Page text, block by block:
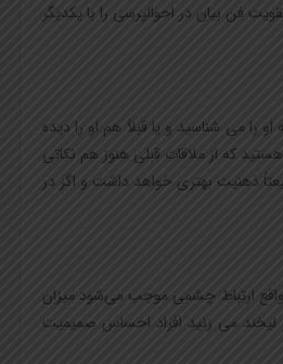
در این مقاله قرار است 12 تکنیک فوق العاده برای تقویت فن بیان در احوالپرسی را با یکدیگر
را می شناسید و یا قبلاً هم او را دیده
که از ملاقات قبلی هنوز هم نکاتی
ذهنیت بهتری خواهد داشت و اگر در
واقع ارتباط چشمی موجب می‌شود میزان
لیخند می زنید افراد احساس صمیمیت